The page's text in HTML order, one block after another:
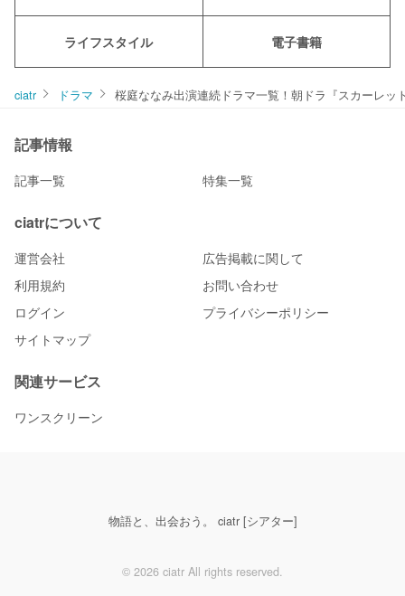
ライフスタイル 電子書籍
ciatr ドラマ 桜庭ななみ出演連続ドラマ一覧！朝ドラ『スカーレッ
記事情報
記事一覧 特集一覧
ciatrについて
運営会社
広告掲載に関して
利用規約
お問い合わせ
ログイン
プライバシーポリシー
サイトマップ
関連サービス
ワンスクリーン
物語と、出会おう。 ciatr [シアター]
© 2026 ciatr All rights reserved.